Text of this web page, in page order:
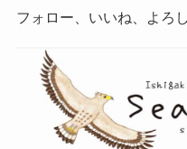
フォロー、いいね、よろ